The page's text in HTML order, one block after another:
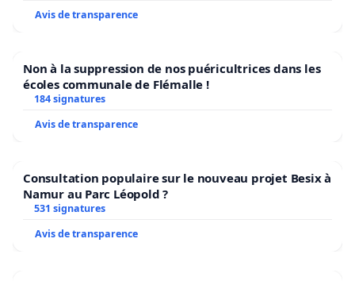
Avis de transparence
Non à la suppression de nos puéricultrices dans les
écoles communale de Flémalle !
184 signatures
Avis de transparence
Consultation populaire sur le nouveau projet Besix à
Namur au Parc Léopold ?
531 signatures
Avis de transparence